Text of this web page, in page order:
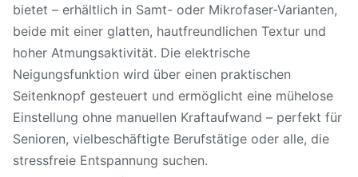
bietet – erhältlich in Samt- oder Mikrofaser-Varianten,
beide mit einer glatten, hautfreundlichen Textur und
hoher Atmungsaktivität. Die elektrische
Neigungsfunktion wird über einen praktischen
Seitenknopf gesteuert und ermöglicht eine mühelose
Einstellung ohne manuellen Kraftaufwand – perfekt für
Senioren, vielbeschäftigte Berufstätige oder alle, die
stressfreie Entspannung suchen.